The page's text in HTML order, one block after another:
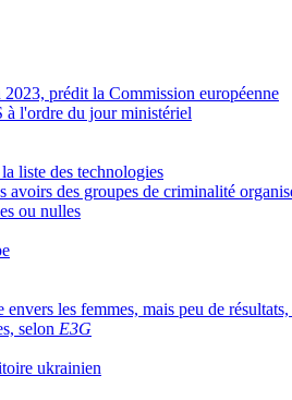
prédit la Commission européenne
à l'ordre du jour ministériel
liste des technologies
des groupes de criminalité
ou nulles
les femmes, mais peu de
selon E3G
ukrainien